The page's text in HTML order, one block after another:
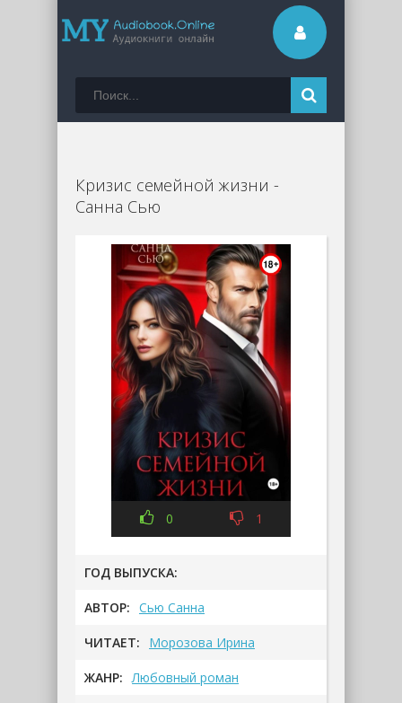
Кризис семейной жизни -
Санна Сью
0 1
ГОД ВЫПУСКА:
АВТОР: Сью Санна
ЧИТАЕТ: Морозова Ирина
ЖАНР: Любовный роман